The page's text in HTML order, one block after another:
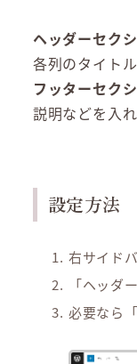
ヘッダーセク
各列のタイト
フッターセク
説明などを入
設定方法
右サイド
「ヘッダ
必要なら